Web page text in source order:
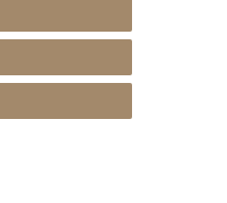
bei: ebay.de,